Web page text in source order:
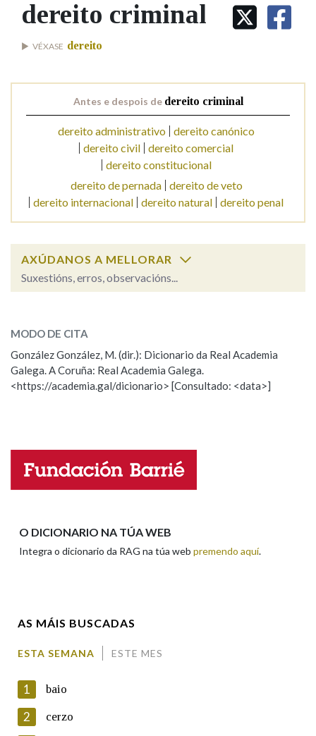
IDENTIDADE CORPORATIVA
MARCIAL DEL ADALID
FIGURAS HOMENAXEADAS
PRIMAVERA DAS LETRAS
PORTAL DAS PALABRAS
Facebook
TwitterYoutubeInstagram
Bluesky
BUSCAR NOS LEMAS
Comeza por
Nas definicións
Na fraseoloxía
Marcas gramaticais
dereito criminal
VÉXASE dereito
Antes e despois de dereito criminal
dereito administrativo dereito canónico
dereito civil dereito comercial
dereito constitucional
dereito de pernada
dereito de veto
dereito internacional dereito natural dereito penal
AXÚDANOS A MELLORAR
Suxestións, erros, observacións...
ESCOLLE UNHA OPCIÓN:
Observación Hai un erro na palabra
Propoño mellorar a definición
Nome
MODO DE CITA
González González, M. (dir.): Dicionario da Real Academia
Galega. A Coruña: Real Academia Galega.
<https://academia.gal/dicionario> [Consultado: <data>]
O DICIONARIO NA TÚA WEB
Integra o dicionario da RAG na túa web premendo aquí.
AS MÁIS BUSCADAS
ESTA SEMANA ESTE MES
1 baio
2 cerzo